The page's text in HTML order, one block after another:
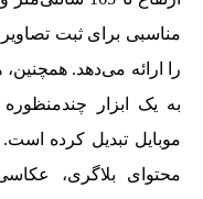
مناسبی برای ثبت
را ارائه می‌دهد. همچنین،
به یک ابزار
موبایل تبدیل کرده
محتوای بلاگری،